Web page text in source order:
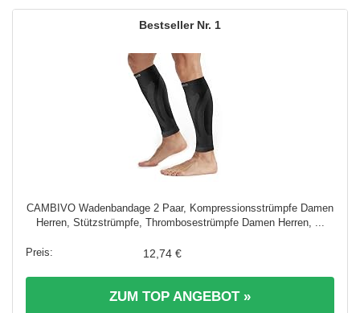
1
CAMBIVO Wadenbandage 2 Paar, Kompressionsstrümpfe Damen
Herren, Stützstrümpfe, Thrombosestrümpfe Damen Herren, ...
12,74 €
ZUM TOP ANGEBOT »